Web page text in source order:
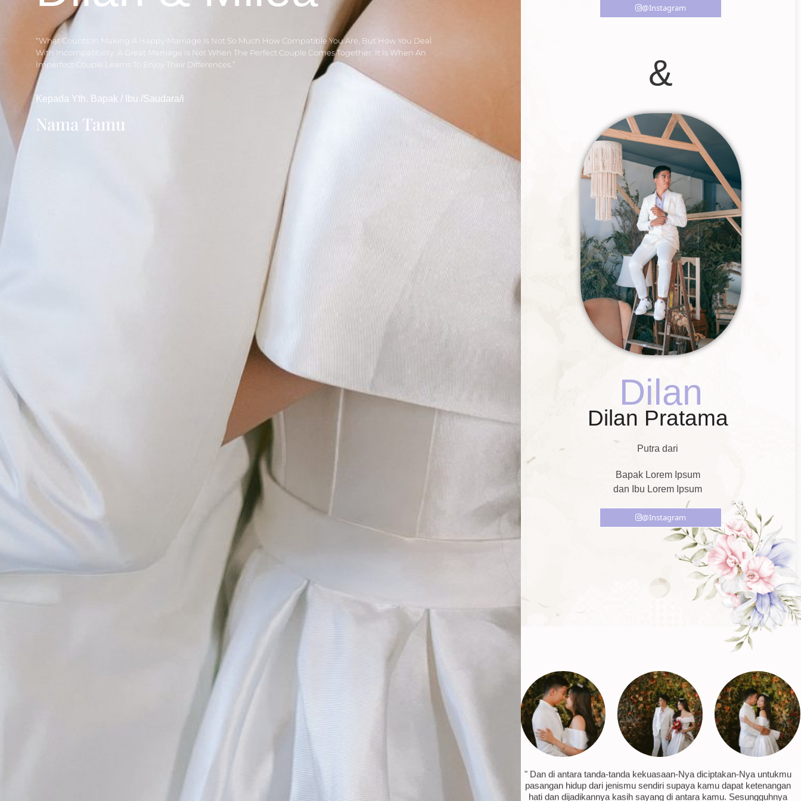
“What Counts In Making A Happy Marriage Is Not So Much How Compatible You Are, But How You Deal
With Incompatibility. A Great Marriage Is Not When The Perfect Couple Comes Together. It Is When An
Imperfect Couple Learns To Enjoy Their Differences.”
Kepada Yth. Bapak / Ibu /Saudara/i
Nama Tamu
@Instagram
&
Dilan
Dilan Pratama
Putra dari
Bapak Lorem Ipsum
dan Ibu Lorem Ipsum
@Instagram
" Dan di antara tanda-tanda kekuasaan-Nya diciptakan-Nya untukmu
pasangan hidup dari jenismu sendiri supaya kamu dapat ketenangan
hati dan dijadikannya kasih sayang di antara kamu. Sesungguhnya